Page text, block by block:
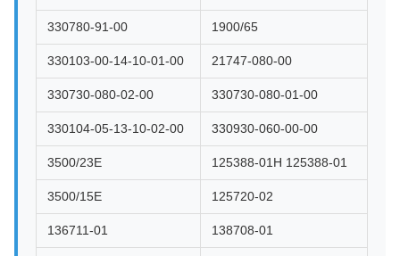
330780-91-00 1900/65
330103-00-14-10-01-00 21747-080-00
330730-080-02-00 330730-080-01-00
330104-05-13-10-02-00 330930-060-00-00
3500/23E 125388-01H 125388-01
3500/15E 125720-02
136711-01 138708-01